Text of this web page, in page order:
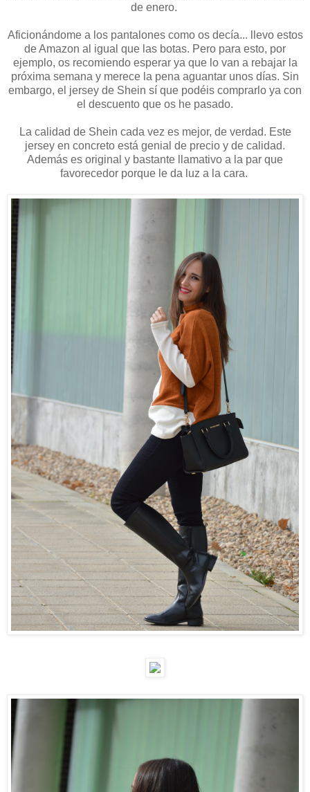
de enero.
Aficionándome a los pantalones como os decía... llevo estos
de Amazon al igual que las botas. Pero para esto, por
ejemplo, os recomiendo esperar ya que lo van a rebajar la
próxima semana y merece la pena aguantar unos días. Sin
embargo, el jersey de Shein sí que podéis comprarlo ya con
el descuento que os he pasado.
La calidad de Shein cada vez es mejor, de verdad. Este
jersey en concreto está genial de precio y de calidad.
Además es original y bastante llamativo a la par que
favorecedor porque le da luz a la cara.